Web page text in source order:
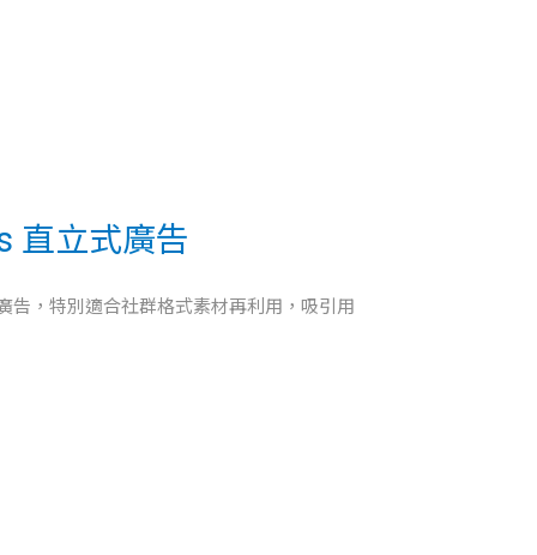
直立式廣告
告，特別適合社群格式素材再利用，吸引用